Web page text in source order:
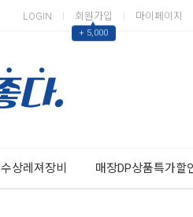
LOGIN 회원가입
▲
+ 5,000
마이페이지
수상레져장비 매장DP상품특가할